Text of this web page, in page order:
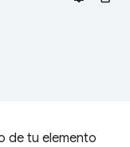
de tu elemento